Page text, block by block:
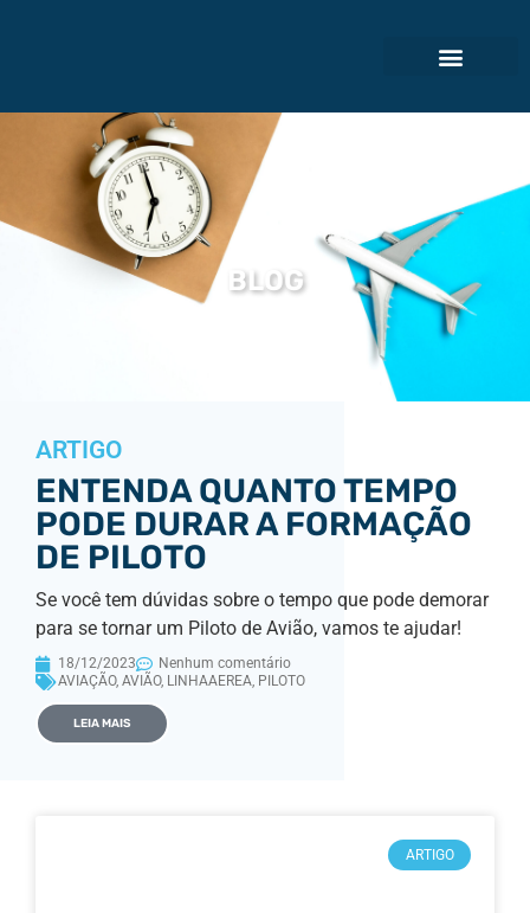
BLOG
ARTIGO
ENTENDA QUANTO TEMPO
PODE DURAR A FORMAÇÃO
DE PILOTO
Se você tem dúvidas sobre o tempo que pode demorar
para se tornar um Piloto de Avião, vamos te ajudar!
18/12/2023
Nenhum comentário
AVIAÇÃO, AVIÃO, LINHAAEREA, PILOTO
LEIA MAIS
ARTIGO